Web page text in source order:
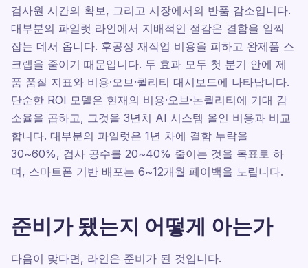
검사원 시간의 확보, 그리고 시장에서의 반품 감소입니다.
대부분의 파일럿 라인에서 지배적인 절감은 결함을 일찍
잡는 데서 옵니다. 후공정 재작업 비용을 피하고 완제품 스
크랩을 줄이기 때문입니다. 두 효과 모두 첫 분기 안에 제
품 품질 지표와 비용·오브·퀄리티 대시보드에 나타납니다.
단순한 ROI 모델은 현재의 비용·오브·논퀄리티에 기대 감
소율을 곱하고, 그것을 3년치 AI 시스템 올인 비용과 비교
합니다. 대부분의 파일럿은 1년 차에 결함 누락을
30~60%, 검사 공수를 20~40% 줄이는 것을 목표로 하
며, 스마트폰 기반 배포는 6~12개월 페이백을 노립니다.
준비가 됐는지 어떻게 아는가
다음이 맞다면, 라인은 준비가 된 것입니다.